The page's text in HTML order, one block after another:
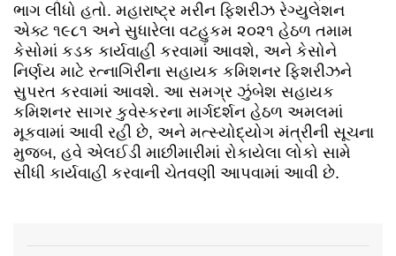
ભાગ લીધો હતો. મહારાષ્ટ્ર મરીન ફિશરીઝ રેગ્યુલેશન
એક્ટ ૧૯૮૧ અને સુધારેલા વટહુકમ ૨૦૨૧ હેઠળ તમામ
કેસોમાં કડક કાર્યવાહી કરવામાં આવશે, અને કેસોને
નિર્ણય માટે રત્નાગિરીના સહાયક કમિશનર ફિશરીઝને
સુપરત કરવામાં આવશે. આ સમગ્ર ઝુંબેશ સહાયક
કમિશનર સાગર કુવેસ્કરના માર્ગદર્શન હેઠળ અમલમાં
મૂકવામાં આવી રહી છે, અને મત્સ્યોદ્યોગ મંત્રીની સૂચના
મુજબ, હવે એલઈડી માછીમારીમાં રોકાયેલા લોકો સામે
સીધી કાર્યવાહી કરવાની ચેતવણી આપવામાં આવી છે.